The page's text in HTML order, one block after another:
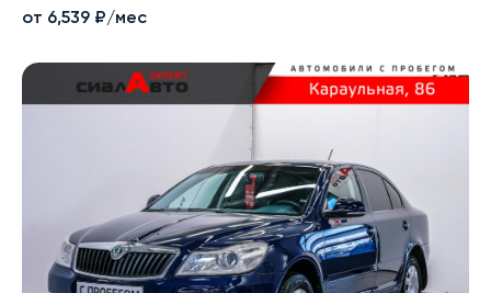
от 6,539 ₽/мес